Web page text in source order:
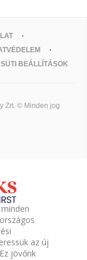
SÜTI BEÁLLÍTÁSOK
Zrt. © Minden jog
az új
jövőnk